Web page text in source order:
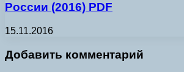
России (2016) PDF
15.11.2016
Добавить комментарий